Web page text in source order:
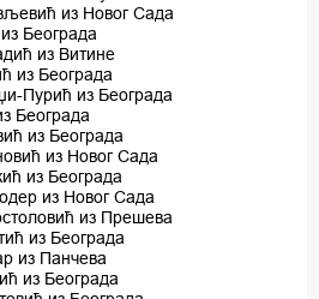
из Новог Сада
Београда
из Витине
из Београда
Пурић из Београда
Београда
из Београда
из Новог Сада
из Београда
из Новог Сада
из Прешева
из Београда
из Панчева
из Београда